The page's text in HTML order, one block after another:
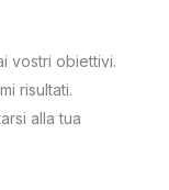
vostri obiettivi.
risultati.
alla tua